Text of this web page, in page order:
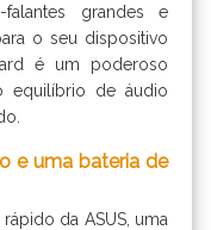
grandes e
o seu dispositivo
é um poderoso
equilíbrio de áudio
e uma bateria de
da ASUS, uma